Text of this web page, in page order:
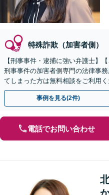
特殊詐欺（加害者側）
【刑事事件・逮捕に強い弁護士】
刑事事件の加害者側専門の法律事
てしまった方は無料相談をご利用
対応】【弁護士待機中/当日中の電
事例を見る(2件)
電話でお問い合わせ